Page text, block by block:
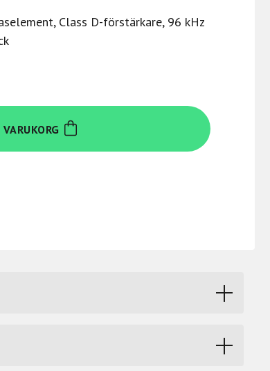
Class D-förstärkare, 96 kHz
Dessa nyutvecklade element